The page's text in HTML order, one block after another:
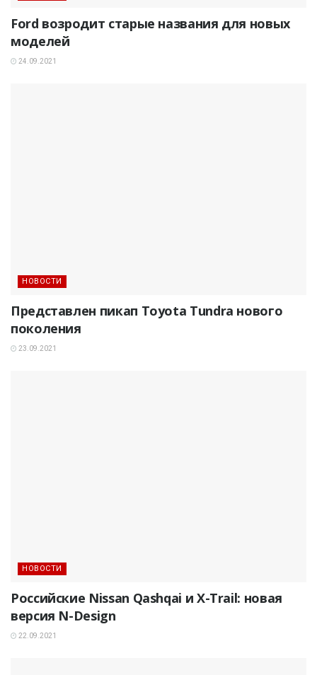
Ford возродит старые названия для новых
моделей
24.09.2021
НОВОСТИ
Представлен пикап Toyota Tundra нового
поколения
23.09.2021
НОВОСТИ
Российские Nissan Qashqai и X-Trail: новая
версия N-Design
22.09.2021